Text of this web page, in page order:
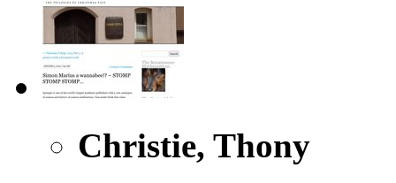
Christie, Thony